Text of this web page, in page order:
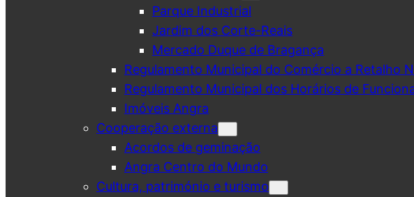
Parque Industrial
Jardim dos Corte-Reais
Mercado Duque de Bragança
Regulamento Municipal do Comércio a Retalho
Regulamento Municipal dos Horários de
Imóveis Angra
Cooperação externa
Acordos de geminação
Angra Centro do Mundo
Cultura, património e turismo